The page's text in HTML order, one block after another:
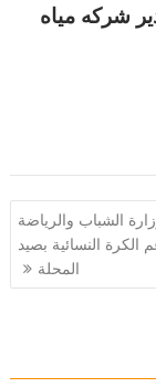
شركه مياه
الشباب والرياضة
الكرة النسائية بصيد
المحلة